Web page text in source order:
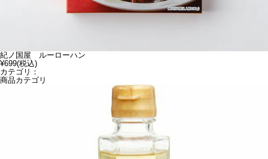
紀ノ国屋 ルーローハン
¥699(税込)
カテゴリ：
商品カテゴリ